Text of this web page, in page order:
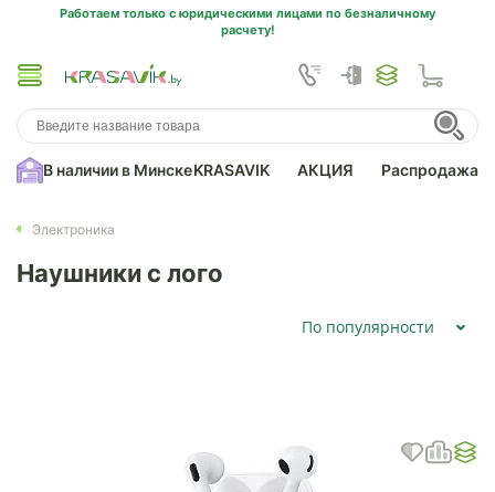
Работаем только с юридическими лицами по безналичному
расчету!
В наличии в МинскеKRASAVIK АКЦИЯ Распродажа
Электроника
Наушники с лого
По популярности